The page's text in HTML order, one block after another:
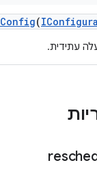
Config(
עתידית.